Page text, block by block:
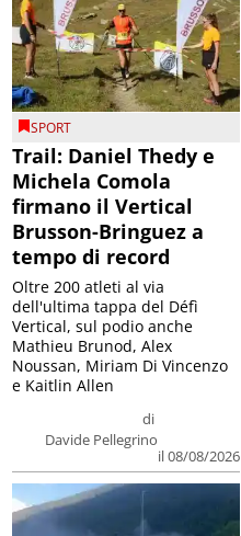
SPORT
Trail: Daniel Thedy e
Michela Comola
firmano il Vertical
Brusson-Bringuez a
tempo di record
di
Davide Pellegrino
il 08/08/2026
Oltre 200 atleti al via
dell'ultima tappa del Défì
Vertical, sul podio anche
Mathieu Brunod, Alex
Noussan, Miriam Di Vincenzo
e Kaitlin Allen